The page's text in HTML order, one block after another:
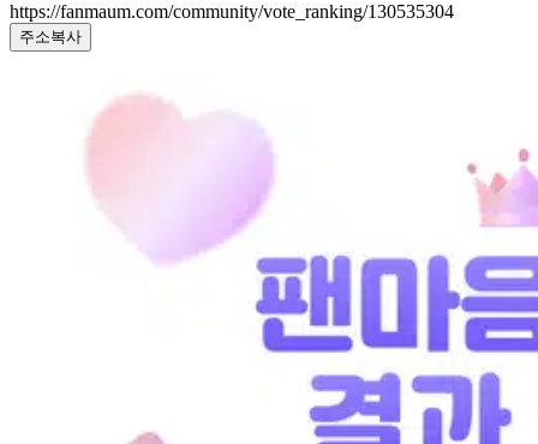
https://fanmaum.com/community/vote_ranking/130535304
주소복사